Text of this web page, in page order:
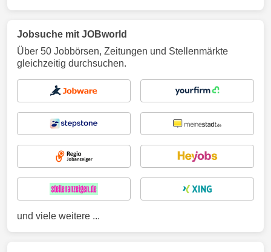
Jobsuche mit JOBworld
Über 50 Jobbörsen, Zeitungen und Stellenmärkte
gleichzeitig durchsuchen.
und viele weitere ...